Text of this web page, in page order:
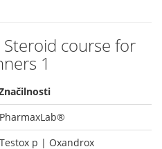
course for
1
PharmaxLab®
Testox p | Oxandrox